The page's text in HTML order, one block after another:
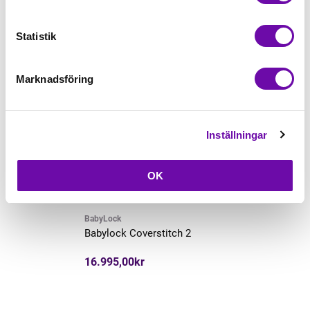
Statistik
Marknadsföring
Inställningar
OK
BabyLock
Babylock Coverstitch 2
16.995,00kr